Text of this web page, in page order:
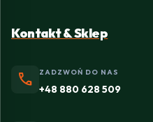
Kontakt & Sklep
phone ZADZWOŃ DO NAS
+48 880 628 509